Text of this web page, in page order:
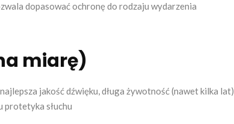
dopasować ochronę do rodzaju wydarzenia
miarę)
jakość dźwięku, długa żywotność (nawet kilka lat)
protetyka słuchu